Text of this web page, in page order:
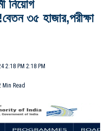
নিয়োগ
৩৫ হাজার,পরীক্ষা
2:18 PM 2:18 PM
Min Read